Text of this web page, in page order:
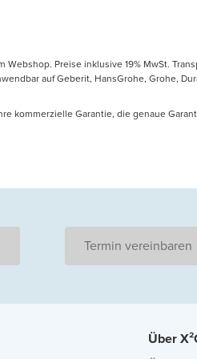
Preise inklusive 19% MwSt.
auf Geberit, HansGrohe, Grohe,
kommerzielle Garantie, die genaue
Termin vereinbaren
Über